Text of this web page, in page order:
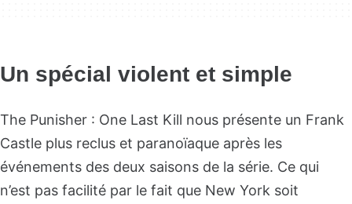
Un spécial violent et simple
The Punisher : One Last Kill nous présente un Frank
Castle plus reclus et paranoïaque après les
événements des deux saisons de la série. Ce qui
n’est pas facilité par le fait que New York soit